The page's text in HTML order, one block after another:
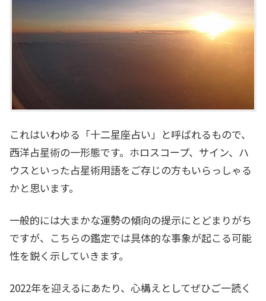
これはいわゆる「十二星座占い」と呼ばれるもので、
西洋占星術の一形態です。ホロスコープ、サイン、ハ
ウスといった占星術用語をご存じの方もいらっしゃる
かと思います。
一般的には大まかな運勢の傾向の提示にとどまりがち
ですが、こちらの鑑定では具体的な事象が起こる可能
性を鋭く示していきます。
2022年を迎えるにあたり、心構えとしてぜひご一読く